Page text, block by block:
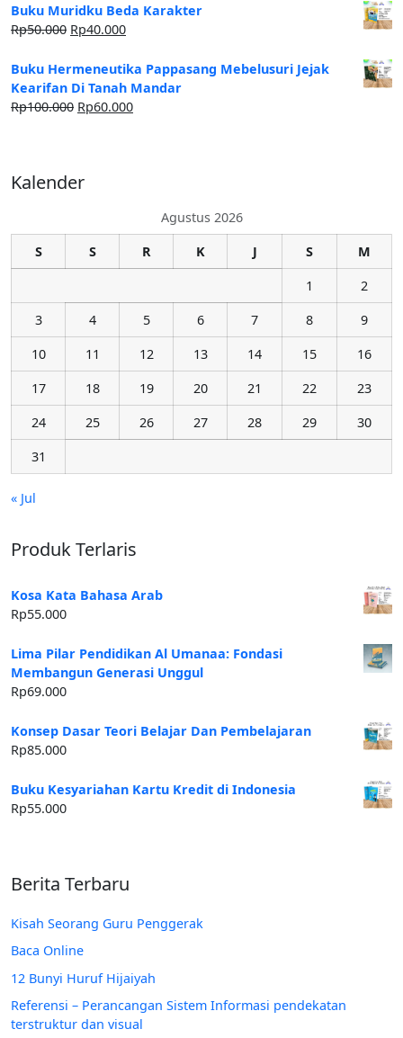
Buku Muridku Beda Karakter
Rp50.000 Rp40.000
Buku Hermeneutika Pappasang Mebelusuri Jejak
Kearifan Di Tanah Mandar
Rp100.000 Rp60.000
Kalender
Agustus 2026
S
S R K J S
M
1
2
3
4 5 6 7 8
9
10
11 12 13 14 15
16
17
18 19 20 21 22
23
24
25 26 27 28 29
30
31
« Jul
Produk Terlaris
Kosa Kata Bahasa Arab
Rp55.000
Lima Pilar Pendidikan Al Umanaa: Fondasi
Membangun Generasi Unggul
Rp69.000
Konsep Dasar Teori Belajar Dan Pembelajaran
Rp85.000
Buku Kesyariahan Kartu Kredit di Indonesia
Rp55.000
Berita Terbaru
Kisah Seorang Guru Penggerak
Baca Online
12 Bunyi Huruf Hijaiyah
Referensi – Perancangan Sistem Informasi pendekatan
terstruktur dan visual